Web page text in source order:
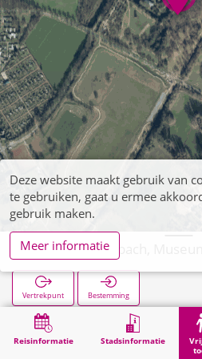
Reisinformatie Stadsinformatie
Vertrekpunt Bestemming
Vrije tijd & toerisme Bezienswaardigheid
Deze website maakt gebruik van
te gebruiken, gaat u ermee
gebruik maken.
Meer informatie